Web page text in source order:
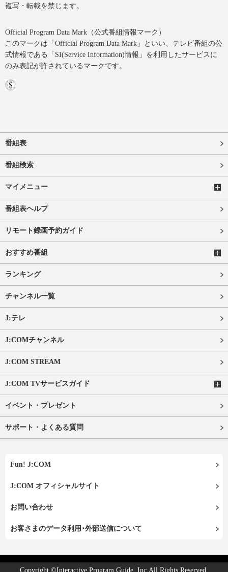
複写・転載を禁じます。
Official Program Data Mark（公式番組情報マーク）
このマークは「Official Program Data Mark」といい、テレビ番組の公
式情報である「SI(Service Information)情報」を利用したサービスに
のみ表記が許されているマークです。
番組表
番組検索
マイメニュー
番組表ヘルプ
リモート録画予約ガイド
おすすめ番組
ランキング
チャンネル一覧
J:テレ
J:COMチャンネル
J:COM STREAM
J:COM TVサービスガイド
イベント・プレゼント
サポート・よくある質問
Fun! J:COM
J:COM オフィシャルサイト
お問い合わせ
お客さまのデータ利用･外部送信について
Copyright ©Interactive Program Guide, Inc.All Rights Reserved.